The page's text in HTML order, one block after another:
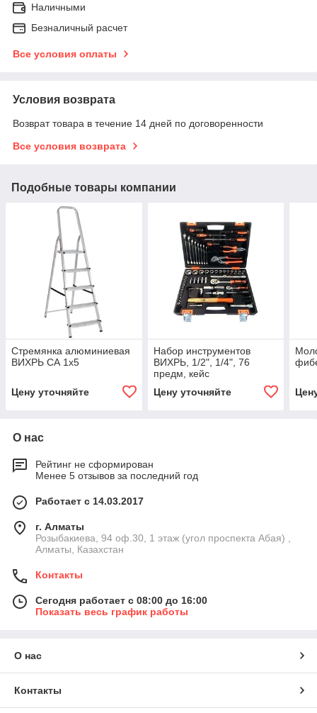
Наличными
Безналичный расчет
Все условия оплаты
Условия возврата
Возврат товара в течение 14 дней по договоренности
Все условия возврата
Подобные товары компании
Стремянка алюминиевая
ВИХРЬ СА 1х5
Цену уточняйте
Набор инструментов
ВИХРЬ, 1/2", 1/4", 76
предм, кейс
Цену уточняйте
О нас
Рейтинг не сформирован
Менее 5 отзывов за последний год
Работает с 14.03.2017
г. Алматы
Розыбакиева, 94 оф.30, 1 этаж (угол проспекта Абая) ,
Алматы, Казахстан
Контакты
Сегодня работает с 08:00 до 16:00
Показать весь график работы
О нас
Контакты